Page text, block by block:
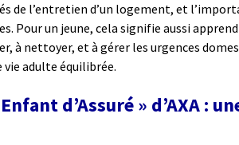
de l’entretien d’un logement, et
Pour un jeune, cela signifie aussi
à nettoyer, et à gérer les urgences
adulte équilibrée.
d’Assuré » d’AXA :